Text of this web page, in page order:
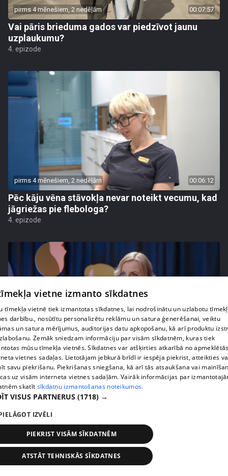
pirms 4 mēnešiem, 2 nedēļām 00:07:57
Vai pāris brieduma gados var piedzīvot jaunu
uzplaukumu?
4. epizode
pirms 4 mēnešiem, 2 nedēļām 00:06:12
Pēc kāju vēna stāvokļa nevar noteikt vecumu, kad
jāgriežas pie flebologa?
4. epizode
pirms 4 mēnešiem, 2 nedēļām 00:05:34
Ko cilvēki patiesībā meklē energoterapijā pie
Agneses Zeltiņas
4. epizode
vietne izmanto sīkdatnes
tīmekļa vietnē tiek izmantotas sīkdatnes, lai nodrošinātu un uzlabotu
darbību., nosūtītu personalizētu reklāmu un satura ģenerēšanai, veiktu
un satura mērījumus, auditorijas datu apkopošanu, kā arī produktu
Zemāk sniedzam informāciju par visām sīkdatnēm, kuras tiek
mūsu tīmekļa vietnēs. Sīkdatnes var atšķirties atkarībā no
vietnes sadaļas. Lietotājam jebkurā brīdī ir iespēja piekrist, atteikties
savu piekrišanu. Piekrišanas sniegšana, kā arī tās atsaukšana vai
uz visām interneta vietnes sadaļām. Vairāk informācijas par
skatīt sīkdatņu izmantošanas noteikumos.
VISUS PARTNERUS (1718) →
IZVĒLI
PIEKRIST VISĀM SĪKDATNĒM
ATSTĀT TEHNISKĀS SĪKDATNES